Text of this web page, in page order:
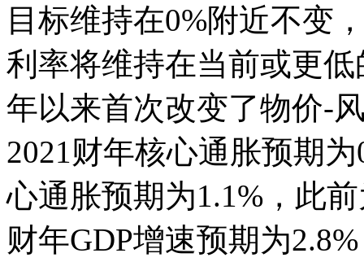
目标维持在0%附近不变
利率将维持在当前或更
年以来首次改变了物价-
2021财年核心通胀预期
心通胀预期为1.1%，此
财年GDP增速预期为